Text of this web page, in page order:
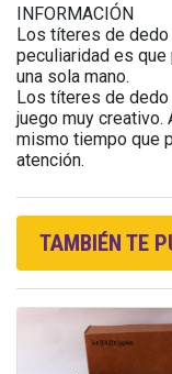
INFORMACIÓN
Los títeres de dedo
peculiaridad es
una sola mano.
Los títeres de
juego muy creativo.
mismo tiempo que
atención.
TAMBIÉN TE